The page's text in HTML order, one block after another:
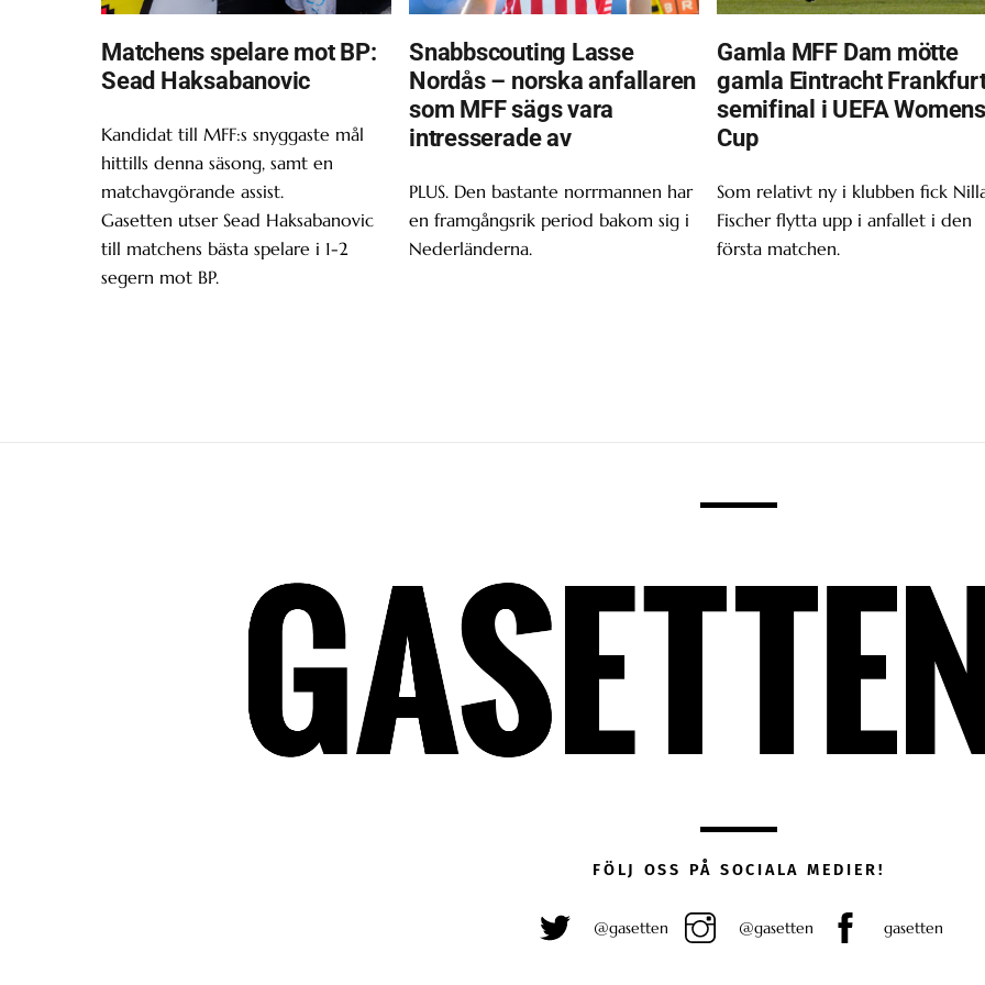
Matchens spelare mot BP:
Sead Haksabanovic
Kandidat till MFF:s snyggaste mål
hittills denna säsong, samt en
matchavgörande assist.
Gasetten utser Sead Haksabanovic
till matchens bästa spelare i 1-2
segern mot BP.
Snabbscouting Lasse
Nordås – norska anfallaren
som MFF sägs vara
intresserade av
PLUS. Den bastante norrmannen har
en framgångsrik period bakom sig i
Nederländerna.
Gamla MFF Dam mötte
gamla Eintracht
semifinal i UEFA Womens
Cup
Som relativt ny i klubben fick
Fischer flytta upp i anfallet i den
första matchen.
FÖLJ OSS PÅ SOCIALA MEDIER!
@gasetten @gasetten gasetten